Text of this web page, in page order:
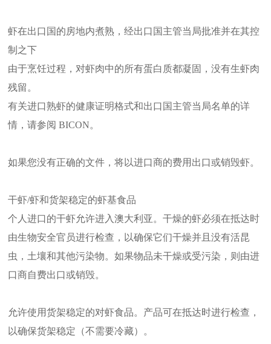
虾在出口国的房地内煮熟，经出口国主管当局批准并在其控
制之下
由于烹饪过程，对虾肉中的所有蛋白质都凝固，没有生虾肉
残留。
有关进口熟虾的健康证明格式和出口国主管当局名单的详
情，请参阅 BICON。
如果您没有正确的文件，将以进口商的费用出口或销毁虾。
干虾/虾和货架稳定的虾基食品
个人进口的干虾允许进入澳大利亚。干燥的虾必须在抵达时
由生物安全官员进行检查，以确保它们干燥并且没有活昆
虫，土壤和其他污染物。如果物品未干燥或受污染，则由进
口商自费出口或销毁。
允许使用货架稳定的对虾食品。产品可在抵达时进行检查，
以确保货架稳定（不需要冷藏）。